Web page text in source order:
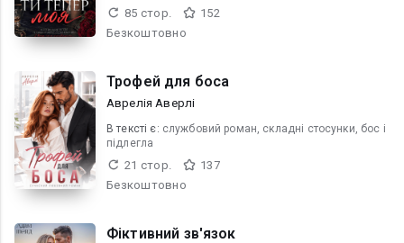
85 стор.
152
Безкоштовно
Трофей для боса
Аврелія Аверлі
В текcті є: службовий роман, складні стосунки, бос і
підлегла
21 стор.
137
Безкоштовно
Фіктивний зв'язок